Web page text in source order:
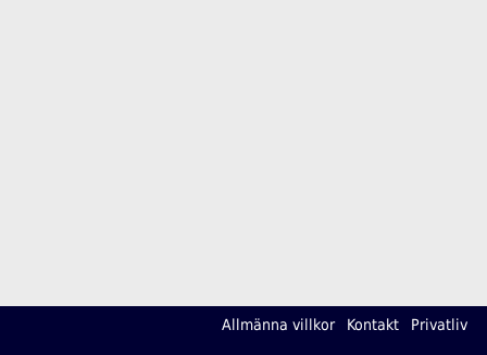
Allmänna villkor Kontakt Privatliv